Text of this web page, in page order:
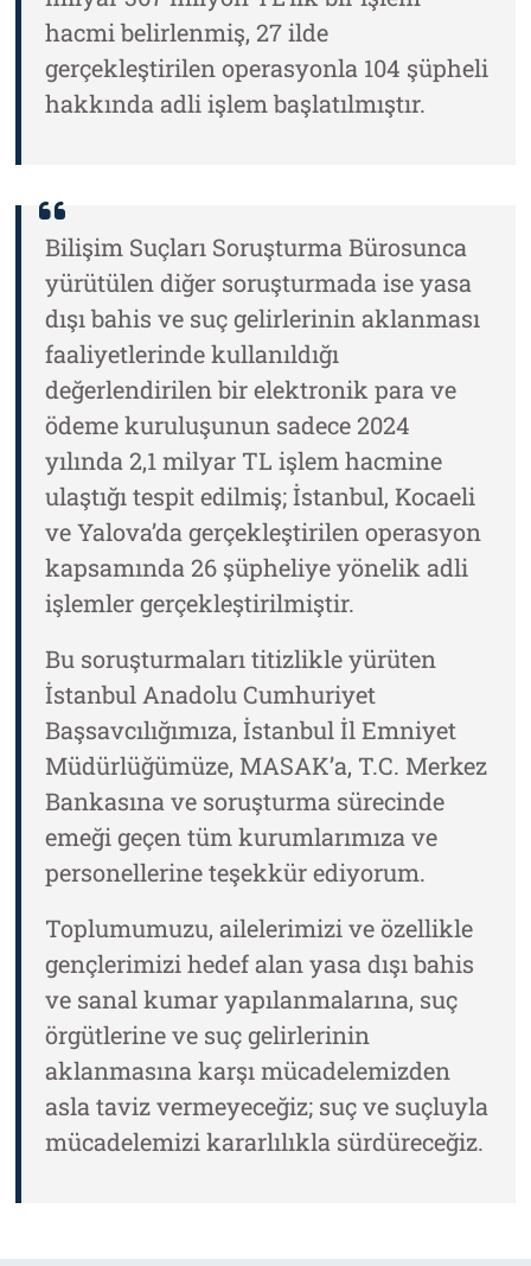
hacmi belirlenmiş, 27 ilde
gerçekleştirilen operasyonla 104 şüpheli
hakkında adli işlem başlatılmıştır.
Bilişim Suçları Soruşturma Bürosunca
yürütülen diğer soruşturmada ise yasa
dışı bahis ve suç gelirlerinin aklanması
faaliyetlerinde kullanıldığı
değerlendirilen bir elektronik para ve
ödeme kuruluşunun sadece 2024
yılında 2,1 milyar TL işlem hacmine
ulaştığı tespit edilmiş; İstanbul, Kocaeli
ve Yalova’da gerçekleştirilen operasyon
kapsamında 26 şüpheliye yönelik adli
işlemler gerçekleştirilmiştir.
Bu soruşturmaları titizlikle yürüten
İstanbul Anadolu Cumhuriyet
Başsavcılığımıza, İstanbul İl Emniyet
Müdürlüğümüze, MASAK’a, T.C. Merkez
Bankasına ve soruşturma sürecinde
emeği geçen tüm kurumlarımıza ve
personellerine teşekkür ediyorum.
Toplumumuzu, ailelerimizi ve özellikle
gençlerimizi hedef alan yasa dışı bahis
ve sanal kumar yapılanmalarına, suç
örgütlerine ve suç gelirlerinin
aklanmasına karşı mücadelemizden
asla taviz vermeyeceğiz; suç ve suçluyla
mücadelemizi kararlılıkla sürdüreceğiz.